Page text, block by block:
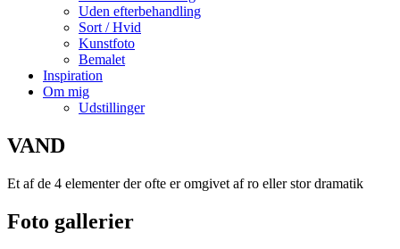
Uden efterbehandling
Sort / Hvid
Kunstfoto
Bemalet
Inspiration
Om mig
Udstillinger
VAND
Et af de 4 elementer der ofte er omgivet af ro eller stor dramatik
Foto gallerier